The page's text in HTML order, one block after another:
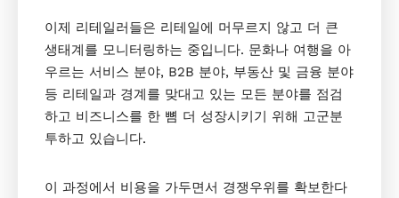
이제 리테일러들은 리테일에 머무르지 않고 더 큰
생태계를 모니터링하는 중입니다. 문화나 여행을 아
우르는 서비스 분야, B2B 분야, 부동산 및 금융 분야
등 리테일과 경계를 맞대고 있는 모든 분야를 점검
하고 비즈니스를 한 뼘 더 성장시키기 위해 고군분
투하고 있습니다.
이 과정에서 비용을 가두면서 경쟁우위를 확보한다